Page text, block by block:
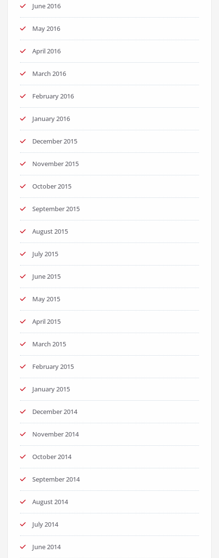
June 2016
May 2016
April 2016
March 2016
February 2016
January 2016
December 2015
November 2015
October 2015
September 2015
August 2015
July 2015
June 2015
May 2015
April 2015
March 2015
February 2015
January 2015
December 2014
November 2014
October 2014
September 2014
August 2014
July 2014
June 2014